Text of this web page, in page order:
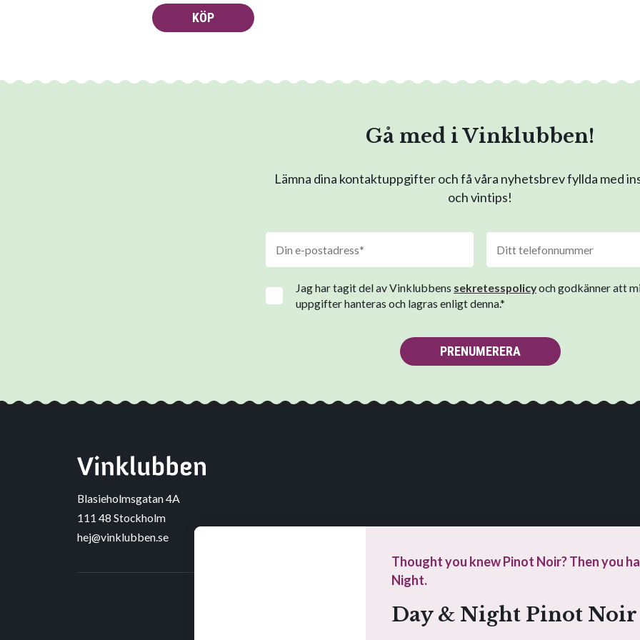
KÖP
Gå med i Vinklubben!
Lämna dina kontaktuppgifter och få våra nyhetsbrev fyllda med
och vintips!
Jag har tagit del av Vinklubbens sekretesspolicyoch godkänner att
uppgifter hanteras och lagras enligt denna.*
PRENUMERERA
Blasieholmsgatan 4A
111 48 Stockholm
hej@vinklubben.se
Denna webbplats drivs av Vinklubben i Norden AB
© 2026 vinklubben.se
Thought you knew Pinot Noir? Then you
Night.
Day & Night Pinot Noir